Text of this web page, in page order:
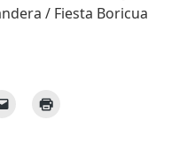
/ Fiesta Boricua